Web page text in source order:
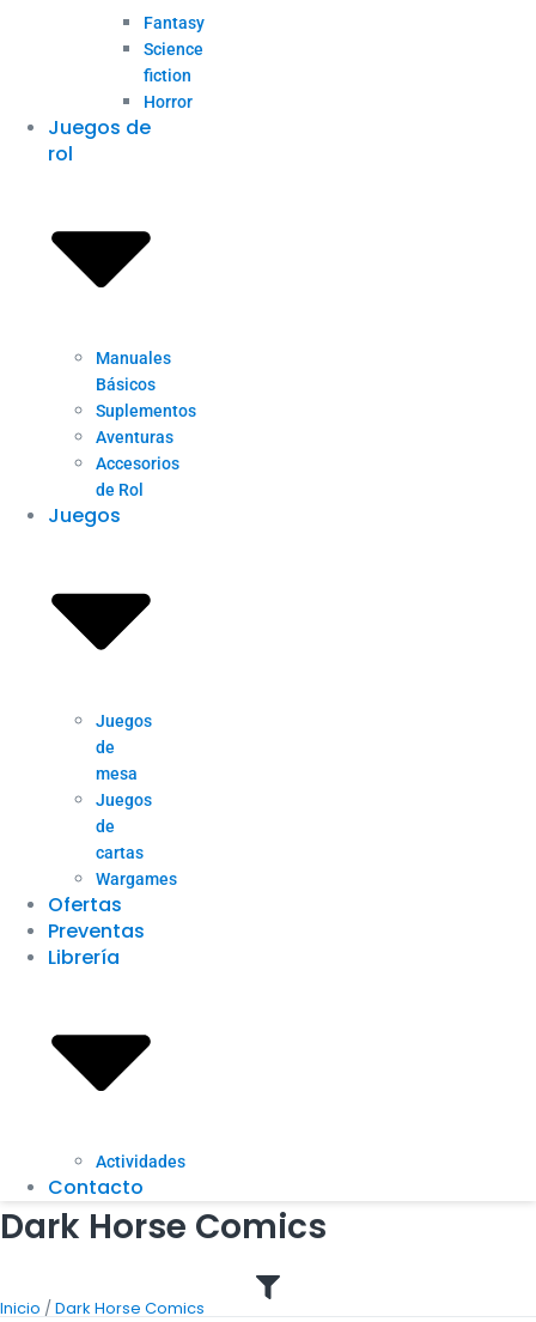
Fantasy
Science
fiction
Horror
Juegos de
rol
Manuales
Básicos
Suplementos
Aventuras
Accesorios
de Rol
Juegos
Juegos
de
mesa
Juegos
de
cartas
Wargames
Ofertas
Preventas
Librería
Actividades
Contacto
Dark Horse Comics
Inicio /Dark Horse Comics